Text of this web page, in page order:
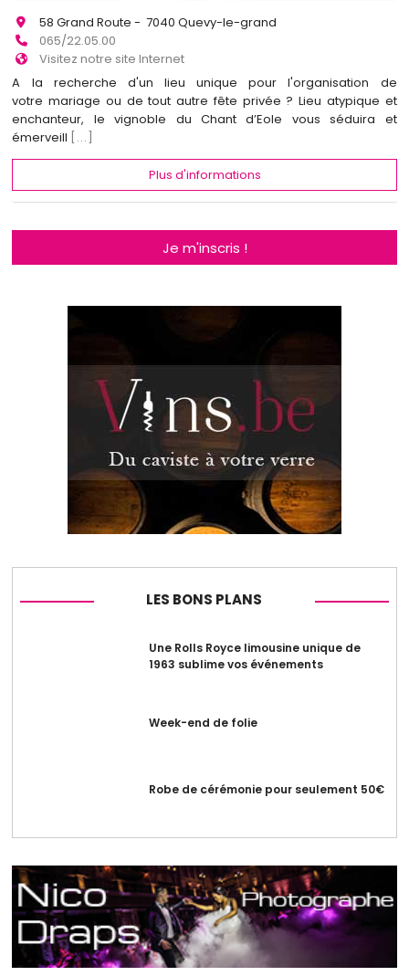
58 Grand Route - 7040 Quevy-le-grand
065/22.05.00
Visitez notre site Internet
A la recherche d'un lieu unique pour l'organisation de
votre mariage ou de tout autre fête privée ? Lieu atypique et
enchanteur, le vignoble du Chant d’Eole vous séduira et
émerveill
[...]
Plus d'informations
Je m'inscris !
LES BONS PLANS
Une Rolls Royce limousine unique de
1963 sublime vos événements
Week-end de folie
Robe de cérémonie pour seulement 50€